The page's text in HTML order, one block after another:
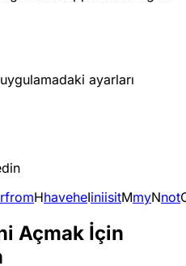
ayarları
fromHhaveheIiniisitMmyNnot
Açmak İçin